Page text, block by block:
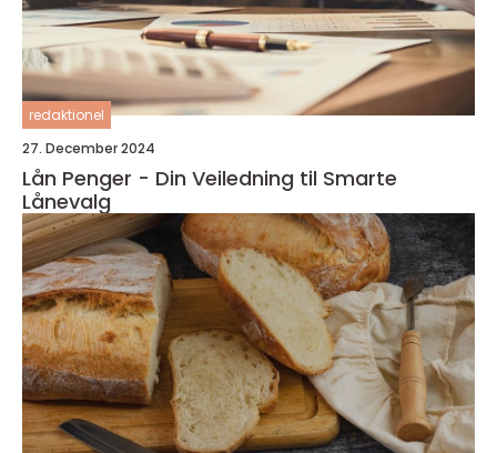
redaktionel
27. December 2024
Lån Penger - Din Veiledning til Smarte
Lånevalg